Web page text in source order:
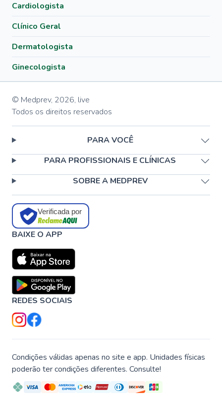
Cardiologista
Clínico Geral
Dermatologista
Ginecologista
© Medprev, 2026, live
Todos os direitos reservados
PARA VOCÊ
PARA PROFISSIONAIS E CLÍNICAS
SOBRE A MEDPREV
Verificada por
BAIXE O APP
REDES SOCIAIS
Condições válidas apenas no site e app. Unidades físicas
poderão ter condições diferentes. Consulte!